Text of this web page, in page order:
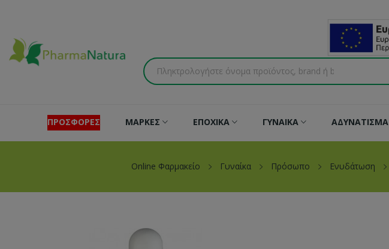
ΠΡΟΣΦΟΡΕΣ ΜΑΡΚΕΣ ΕΠΟΧΙΚΑ ΓΥΝΑΙΚΑ ΑΔΥΝΑΤΙΣΜΑ
Online Φαρμακείο Γυναίκα Πρόσωπο Ενυδάτωση